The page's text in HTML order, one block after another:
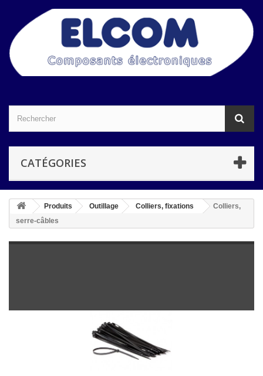
CATÉGORIES
Produits Outillage Colliers, fixations
Colliers,
serre-câbles